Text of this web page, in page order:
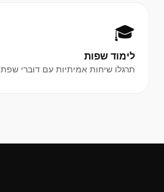
🎓
לימוד שפות
תרגלו שיחות אמיתיות עם דוברי